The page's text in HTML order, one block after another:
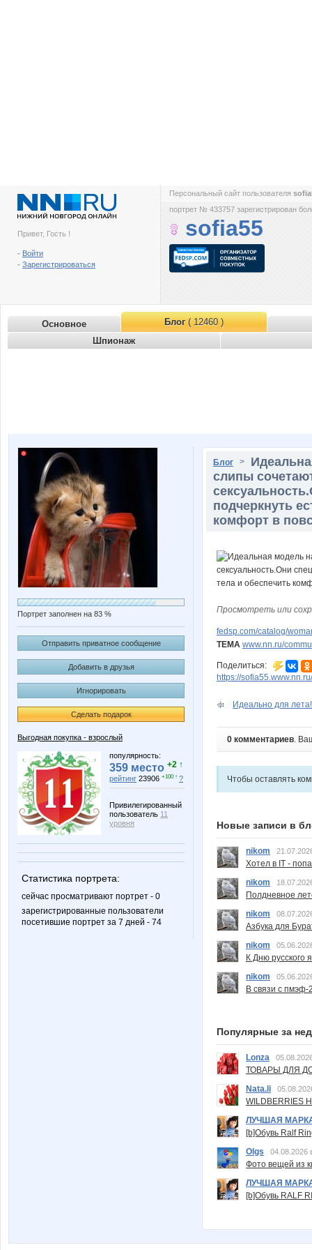
Привет, Гость !
- Войти
- Зарегистрироваться
Персональный сайт пользователя
портрет № 433757 зарегистрирован
sofia55
Основное Блог( 12460 )
Шпионаж
Портрет заполнен на 83 %
Отправить приватное сообщение
Добавить в друзья
Игнорировать
Сделать подарок
Выгодная покупка - взрослый
популярность:
359 место +2 ↑
рейтинг 23906 +100 ↑ ?
Привилегированный
пользователь 11
уровня
Статистика портрета:
сейчас просматривают портрет - 0
зарегистрированные пользователи
посетившие портрет за 7 дней - 74
Блог >
слипы
подчеркнуть
комфорт в
Просмотреть или
fedsp.com/catalog/
ТЕМА www.nn.ru/
Поделиться:
https://
Идеально для
0 комментариев.
Чтобы оставлять
Новые записи в
nikom
Хотел в IT -
nikom
Полдневное
nikom
Азбука для
nikom
К Дню русского
nikom
В связи с пмэф-
Популярные за
Lonza
ТОВАРЫ ДЛЯ
Nata.li
ЛУЧШАЯ
[b]Обувь Ralf
Olgs
04.08.2026
Фото вещей из
ЛУЧШАЯ
[b]Обувь RALF